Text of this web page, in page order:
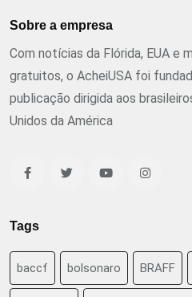
Sobre a empresa
Com notícias da Flórida, EUA e
gratuitos, o AcheiUSA foi
publicação dirigida aos
Unidos da América
Tags
baccf bolsonaro BRAFF